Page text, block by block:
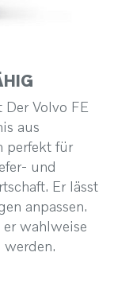
Volvo FE
aus
perfekt für
und
Er lässt
anpassen.
wahlweise